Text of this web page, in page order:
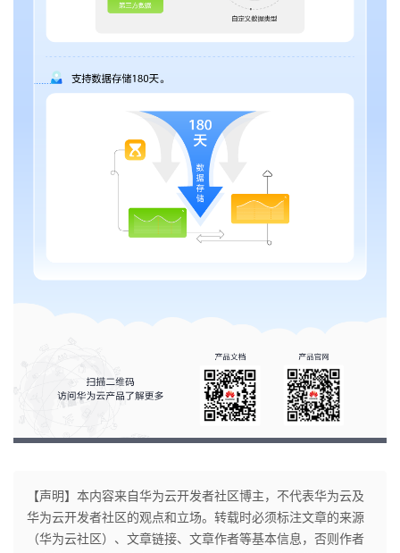
【声明】本内容来自华为云开发者社区博主，不代表华为云及
华为云开发者社区的观点和立场。转载时必须标注文章的来源
（华为云社区）、文章链接、文章作者等基本信息，否则作者